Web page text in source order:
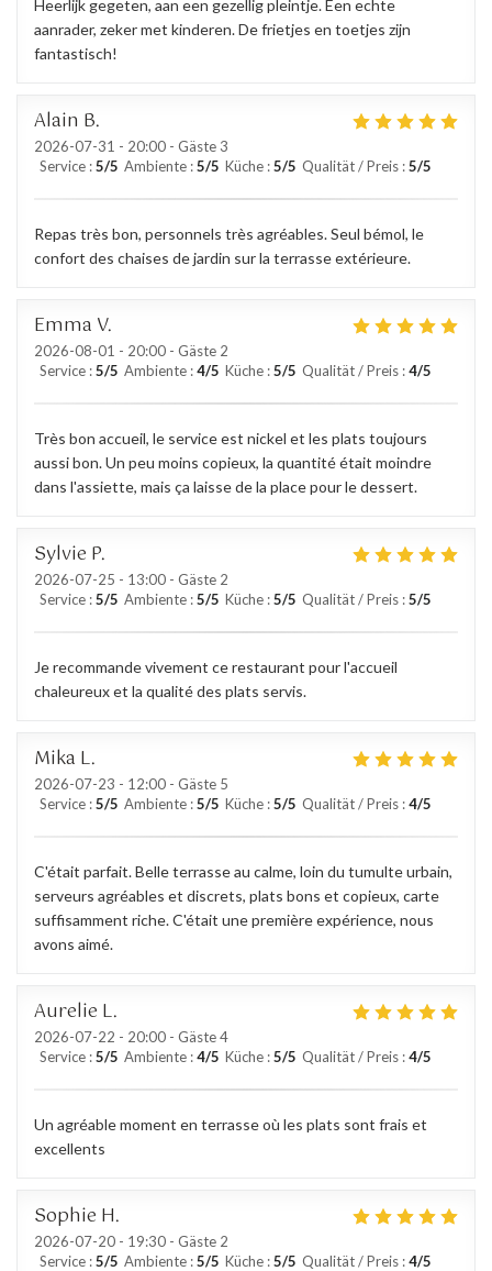
Heerlijk gegeten, aan een gezellig pleintje. Een echte
aanrader, zeker met kinderen. De frietjes en toetjes zijn
fantastisch!
Alain B
2026-07-31 - 20:00 - Gäste 3
Service :5/5 Ambiente :5/5 Küche :5/5 Qualität / Preis :5/5
Repas très bon, personnels très agréables. Seul bémol, le
confort des chaises de jardin sur la terrasse extérieure.
Emma V
2026-08-01 - 20:00 - Gäste 2
Service :5/5 Ambiente :4/5 Küche :5/5 Qualität / Preis :4/5
Très bon accueil, le service est nickel et les plats toujours
aussi bon. Un peu moins copieux, la quantité était moindre
dans l'assiette, mais ça laisse de la place pour le dessert.
Sylvie P
2026-07-25 - 13:00 - Gäste 2
Service :5/5 Ambiente :5/5 Küche :5/5 Qualität / Preis :5/5
Je recommande vivement ce restaurant pour l'accueil
chaleureux et la qualité des plats servis.
Mika L
2026-07-23 - 12:00 - Gäste 5
Service :5/5 Ambiente :5/5 Küche :5/5 Qualität / Preis :4/5
C'était parfait. Belle terrasse au calme, loin du tumulte urbain,
serveurs agréables et discrets, plats bons et copieux, carte
suffisamment riche. C'était une première expérience, nous
avons aimé.
Aurelie L
2026-07-22 - 20:00 - Gäste 4
Service :5/5 Ambiente :4/5 Küche :5/5 Qualität / Preis :4/5
Un agréable moment en terrasse où les plats sont frais et
excellents
Sophie H
2026-07-20 - 19:30 - Gäste 2
Service :5/5 Ambiente :5/5 Küche :5/5 Qualität / Preis :4/5